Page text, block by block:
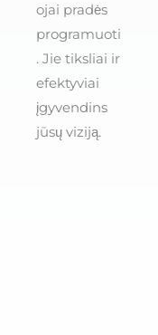
ojai pradės
programuoti
. Jie tiksliai ir
efektyviai
įgyvendins
jūsų viziją.